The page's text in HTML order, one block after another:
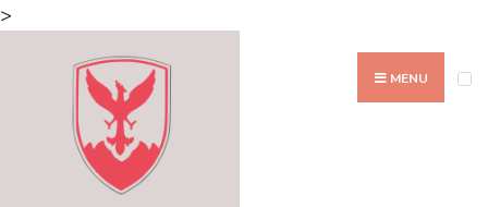
>
MENU